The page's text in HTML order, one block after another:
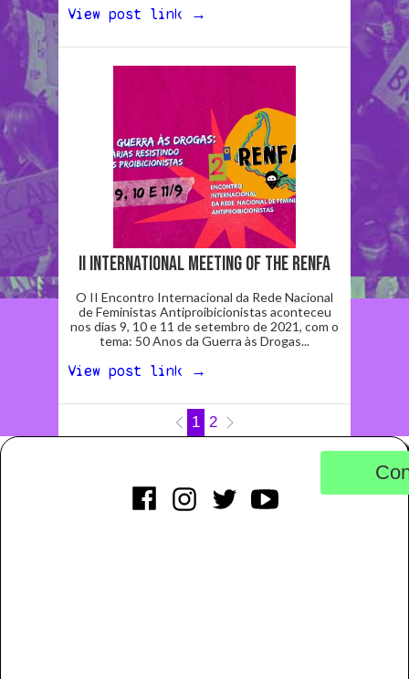
View post link →
ii International Meeting of the renfa
O II Encontro Internacional da Rede Nacional
de Feministas Antiproibicionistas aconteceu
nos dias 9, 10 e 11 de setembro de 2021, com o
tema: 50 Anos da Guerra às Drogas...
View post link →
1 2